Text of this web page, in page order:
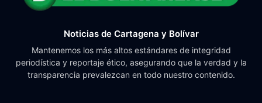
Noticias de Cartagena y Bolívar
Mantenemos los más altos estándares de integridad
periodística y reportaje ético, asegurando que la verdad y la
transparencia prevalezcan en todo nuestro contenido.